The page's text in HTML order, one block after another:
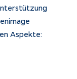
Aspekte: